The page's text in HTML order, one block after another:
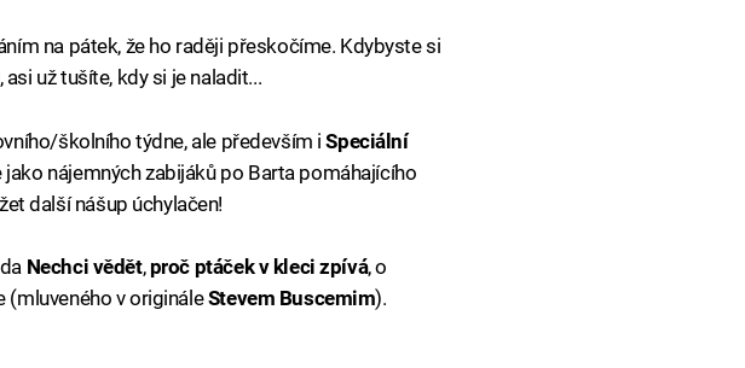
na pátek, že ho raději přeskočíme. Kdybyste si
už tušíte, kdy si je naladit...
školního týdne, ale především iSpeciální
jako nájemných zabijáků po Barta pomáhajícího
další nášup úchylačen!
Nechci vědět, proč ptáček v kleci zpívá, o
(mluveného v origináleStevem Buscemim).